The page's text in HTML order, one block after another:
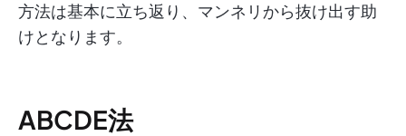
方法は基本に立ち返り、マンネリから抜け出す助
けとなります。
ABCDE法